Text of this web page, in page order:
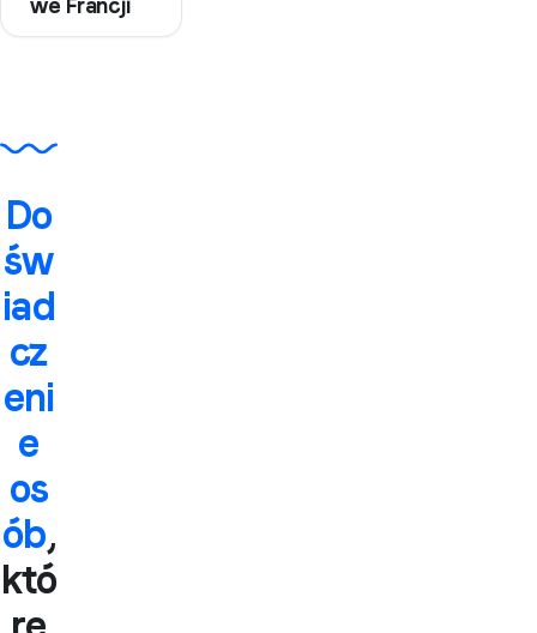
we Francji
Do
św
iad
cz
eni
e
os
ób,
któ